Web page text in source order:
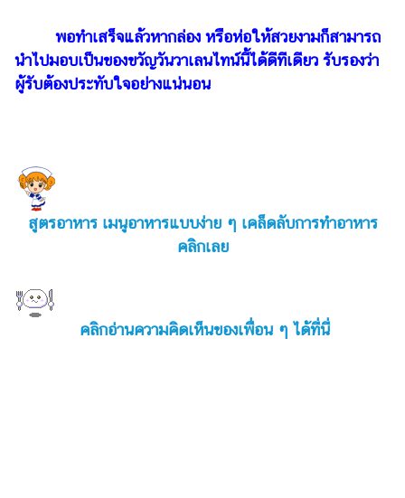
ออนไลน์
เรียน
เลข
แจ้ง
ปัญหา
เรา
พอทำเสร็จแล้วหากล่อง หรือห่อให้สวยงามก็สามารถ
นำไปมอบเป็นของขวัญวันวาเลนไทน์นี้ได้ดีทีเดียว รับรองว่า
ผู้รับต้องประทับใจอย่างแน่นอน
สูตรอาหาร เมนูอาหารแบบง่าย ๆ เคล็ดลับการทำอาหาร
คลิกเลย
คลิกอ่านความคิดเห็นของเพื่อน ๆ ได้ที่นี่